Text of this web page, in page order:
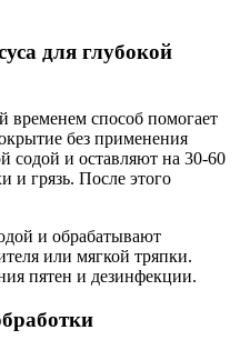
для глубокой
способ помогает
без применения
и оставляют на 30-60
и грязь. После этого
и обрабатывают
или мягкой тряпки.
пятен и дезинфекции.